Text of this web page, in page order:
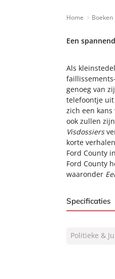
Home Boeken
Een
Als
genoeg van
telefoontje uit
zich een
ook zullen
Visdossiers
korte
Ford County
Ford County
waaronder
Specificaties
NUR:
Politieke &